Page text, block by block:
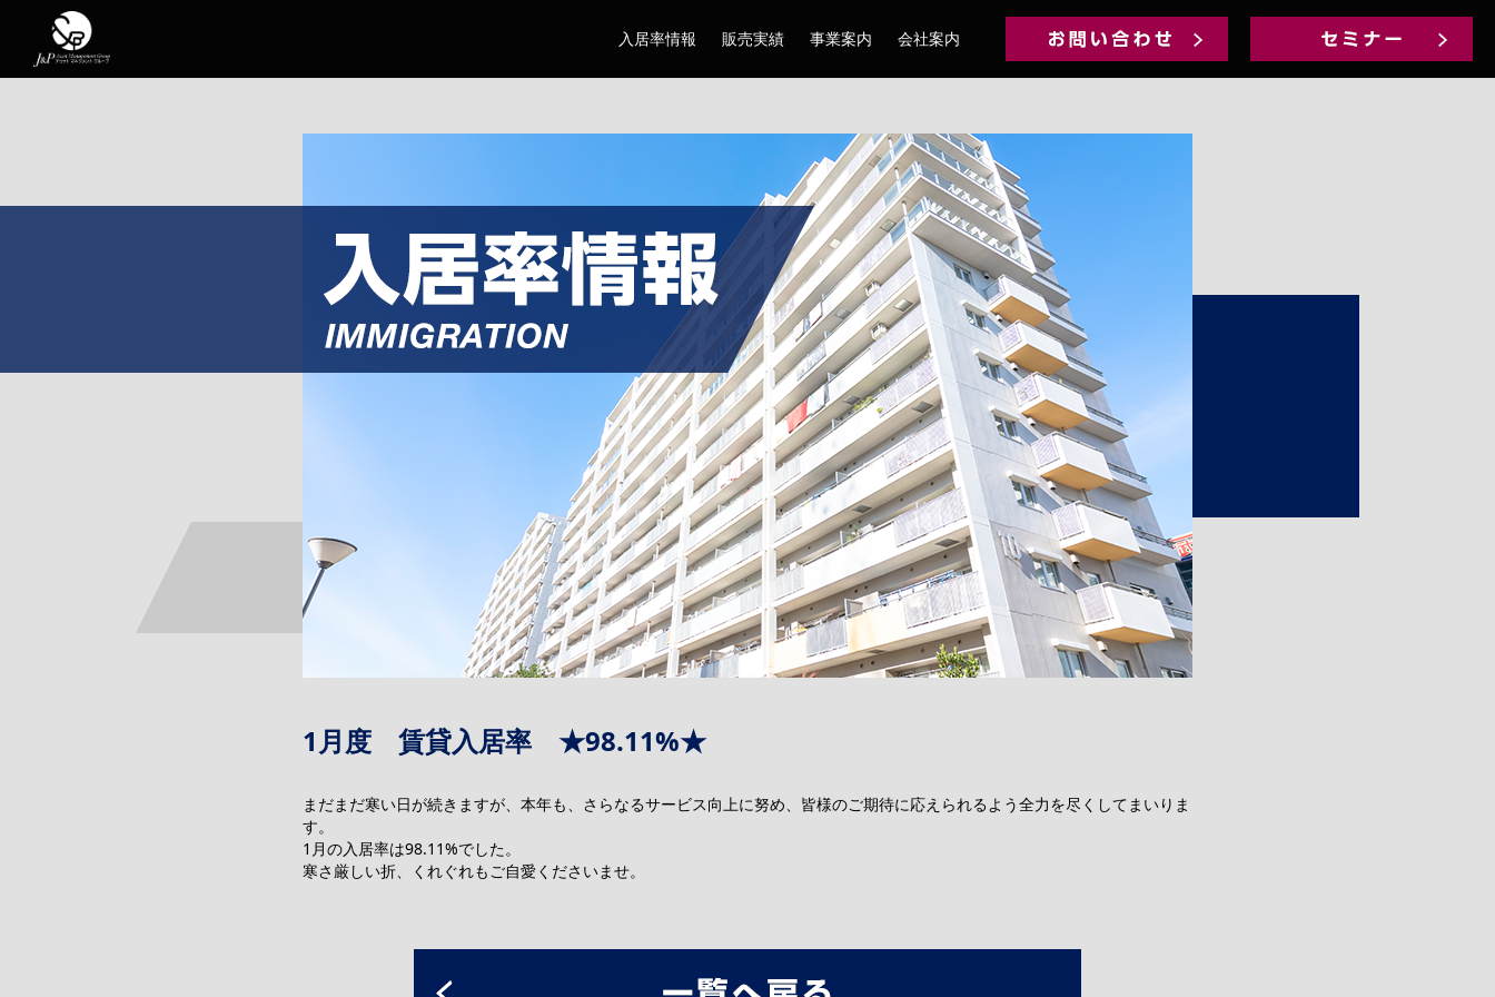
入居率情報 販売実績 事業案内 会社案内
1月度 賃貸入居率 ★98.11%★
まだまだ寒い日が続きますが、本年も、さらなるサービス向上に努め、皆様のご期待に応えられるよう全力を尽くしてまいりま
す。
1月の入居率は98.11%でした。
寒さ厳しい折、くれぐれもご自愛くださいませ。